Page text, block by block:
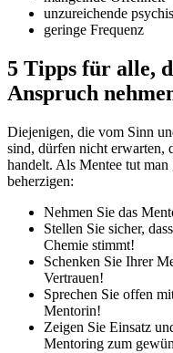
unzureichende
geringe Frequenz
5 Tipps für alle,
Anspruch
Diejenigen, die vom Sinn
sind, dürfen nicht erwarten,
handelt. Als Mentee tut
beherzigen:
Nehmen Sie das
Stellen Sie sicher,
Chemie stimmt!
Schenken Sie Ihrer
Vertrauen!
Sprechen Sie offen
Mentorin!
Zeigen Sie Einsatz
Mentoring zum